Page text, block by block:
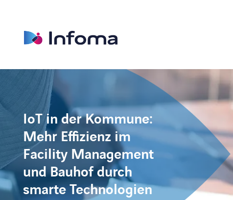
IoT in der Kommune:
Mehr Effizienz im
Facility Management
und Bauhof durch
smarte Technologien